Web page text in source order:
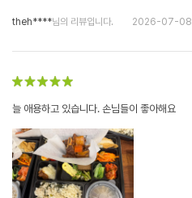
theh****님의 리뷰입니다. 2026-07-08
늘 애용하고 있습니다. 손님들이 좋아해요